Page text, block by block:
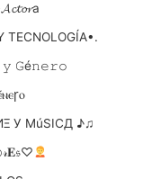
TECNOLOGÍA•.
𝙶é𝚗𝚎𝚛𝚘
У MúSICД ♪♫